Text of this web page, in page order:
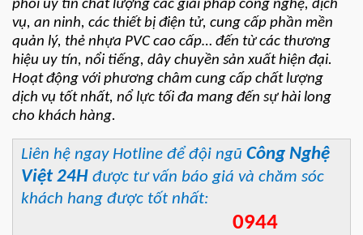
phối uy tín chất lượng các giải pháp công nghệ, dịch
vụ, an ninh, các thiết bị điện tử, cung cấp phần mền
quản lý, thẻ nhựa PVC cao cấp… đến từ các thương
hiệu uy tín, nổi tiếng, dây chuyền sản xuất hiện đại.
Hoạt động với phương châm cung cấp chất lượng
dịch vụ tốt nhất, nổ lực tối đa mang đến sự hài long
cho khách hàng.
Liên hệ ngay Hotline để đội ngũ Công Nghệ
Việt 24H được tư vấn báo giá và chăm sóc
khách hang được tốt nhất:
0944